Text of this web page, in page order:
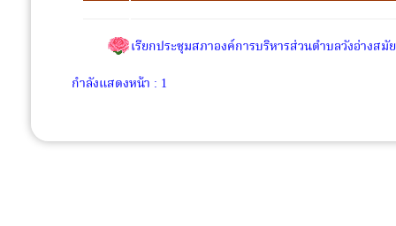
เรียกประชุมสภาองค์การบริหารส่วนตำบลวังอ่างส
กำลังแสดงหน้า : 1